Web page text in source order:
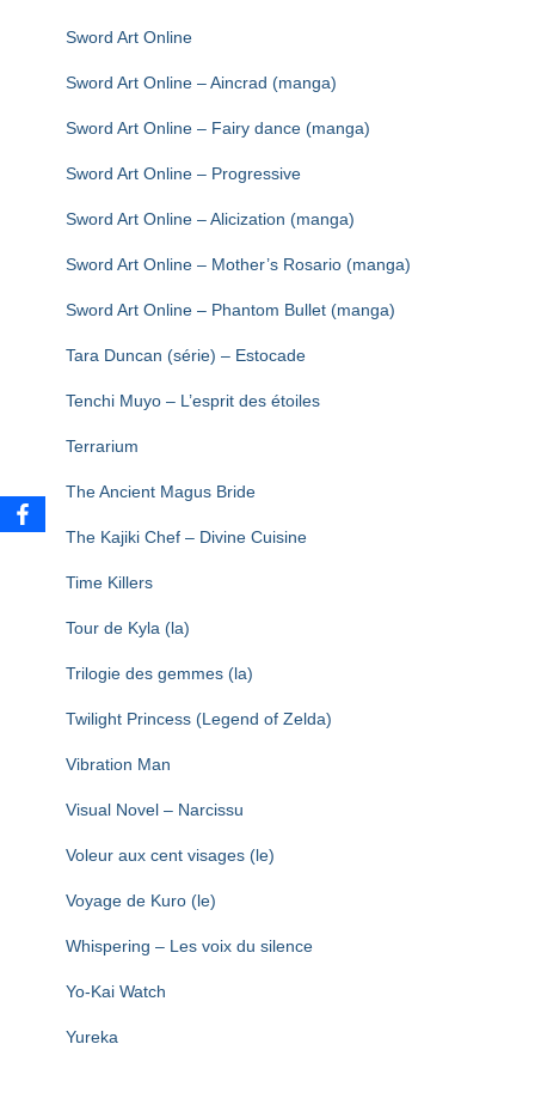
Sword Art Online
Sword Art Online – Aincrad (manga)
Sword Art Online – Fairy dance (manga)
Sword Art Online – Progressive
Sword Art Online – Alicization (manga)
Sword Art Online – Mother’s Rosario (manga)
Sword Art Online – Phantom Bullet (manga)
Tara Duncan (série) – Estocade
Tenchi Muyo – L’esprit des étoiles
Terrarium
The Ancient Magus Bride
The Kajiki Chef – Divine Cuisine
Time Killers
Tour de Kyla (la)
Trilogie des gemmes (la)
Twilight Princess (Legend of Zelda)
Vibration Man
Visual Novel – Narcissu
Voleur aux cent visages (le)
Voyage de Kuro (le)
Whispering – Les voix du silence
Yo-Kai Watch
Yureka